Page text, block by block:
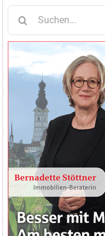
nach: